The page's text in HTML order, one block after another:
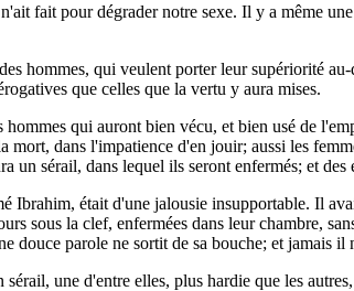
fait pour dégrader notre sexe. Il y a même
hommes, qui veulent porter leur supériorité
que celles que la vertu y aura mises.
qui auront bien vécu, et bien usé de
dans l'impatience d'en jouir; aussi les
un sérail, dans lequel ils seront enfermés; et
Ibrahim, était d'une jalousie insupportable. Il
sous la clef, enfermées dans leur chambre,
douce parole ne sortit de sa bouche; et jamais
une d'entre elles, plus hardie que les